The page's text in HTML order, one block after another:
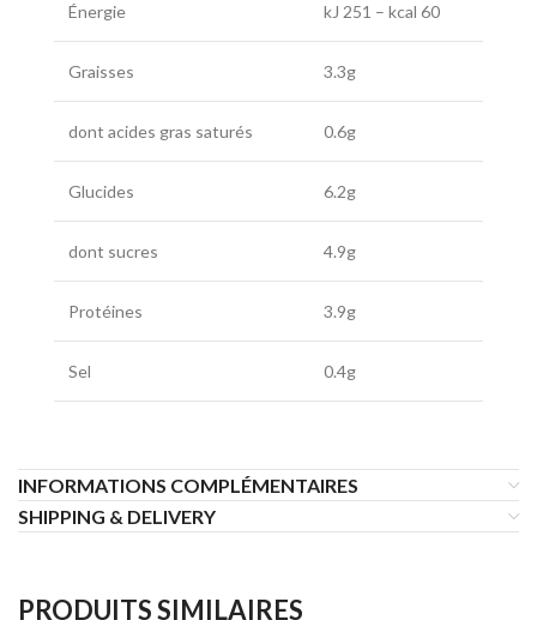
Énergie kJ 251 – kcal 60
Graisses 3.3g
dont acides gras saturés 0.6g
Glucides 6.2g
dont sucres 4.9g
Protéines 3.9g
Sel 0.4g
INFORMATIONS COMPLÉMENTAIRES
SHIPPING & DELIVERY
PRODUITS SIMILAIRES